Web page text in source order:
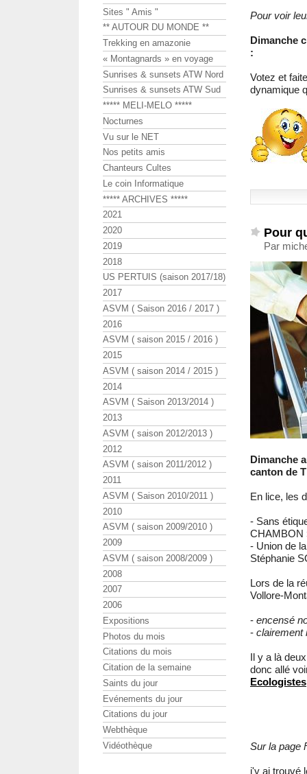
Pour voir
Dimanche
:
Votez et
dynamique
Pour
Par
Dimanche
canton de
En lice, les
- Sans
CHAMBON
- Union de
Stéphanie
Lors de la
Vollore-
- encensé
- clairement
Il y a là
donc allé
Ecologistes
Sur la page
j'y ai trouvé
Sites " Amis "
** AUTOUR DU MONDE **
Trekking en amazonie
« Montagnards » en voyage
Sunrises & sunsets ATW Nord
Sunrises & sunsets ATW Sud
***** MELI-MELO *****
Nocturnes
Vu sur le NET
Nos petits amis
Chanteurs Cultes
Le coin Informatique
***** ARCHIVES *****
2021
2020
2019
2018
US PERTUIS (saison 2017/18)
2017
ASVM ( Saison 2016 / 2017 )
2016
ASVM ( saison 2015 / 2016 )
2015
ASVM ( saison 2014 / 2015 )
2014
ASVM ( Saison 2013/2014 )
2013
ASVM ( saison 2012/2013 )
2012
ASVM ( saison 2011/2012 )
2011
ASVM ( Saison 2010/2011 )
2010
ASVM ( saison 2009/2010 )
2009
ASVM ( saison 2008/2009 )
2008
2007
2006
Expositions
Photos du mois
Citations du mois
Citation de la semaine
Saints du jour
Evénements du jour
Citations du jour
Webthèque
Vidéothèque